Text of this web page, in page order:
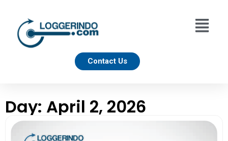
Contact Us
Day: April 2, 2026